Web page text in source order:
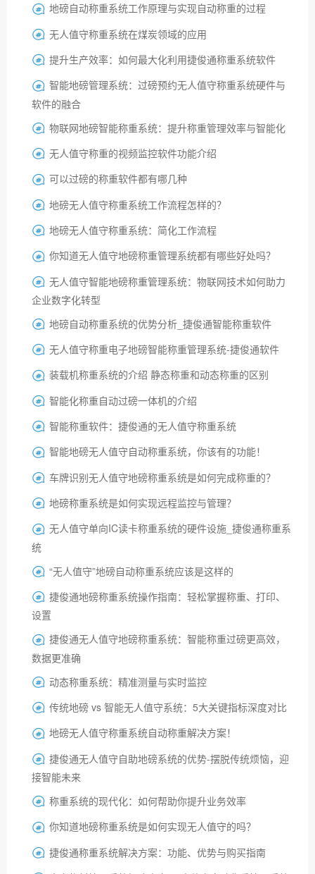
 地磅自动称重系统工作原理与实现自动称重的过程
 无人值守称重系统在煤炭领域的应用
 提升生产效率：如何最大化利用捷俊通称重系统软件
 智能地磅管理系统：过磅预约无人值守称重系统硬件与
软件的融合
 物联网地磅智能称重系统：提升称重管理效率与智能化
 无人值守称重的视频监控软件功能介绍
 可以过磅的称重软件都有哪几种
 地磅无人值守称重系统工作流程怎样的？
 地磅无人值守称重系统：简化工作流程
 你知道无人值守地磅称重管理系统都有哪些好处吗？
 无人值守智能地磅称重管理系统：物联网技术如何助力
企业数字化转型
 地磅自动称重系统的优势分析_捷俊通智能称重软件
 无人值守称重电子地磅智能称重管理系统-捷俊通软件
 ​装载机称重系统的介绍 静态称重和动态称重的区别
 智能化称重自动过磅一体机的介绍
 智能称重软件：捷俊通的无人值守称重系统
 智能地磅无人值守自动称重系统，你该有的功能！
 车牌识别无人值守地磅称重系统是如何完成称重的？
 地磅称重系统是如何实现远程监控与管理？
 无人值守单向IC读卡称重系统的硬件设施_捷俊通称重系
统
 “无人值守”地磅自动称重系统应该是这样的
 捷俊通地磅称重系统操作指南：轻松掌握称重、打印、
设置
 捷俊通无人值守地磅称重系统：智能称重过磅更高效，
数据更准确
 动态称重系统：精准测量与实时监控
 传统地磅 vs 智能无人值守系统：5大关键指标深度对比
 地磅无人值守称重系统自动称重解决方案！
 捷俊通无人值守自助地磅系统的优势-摆脱传统烦恼，迎
接智能未来
 称重系统的现代化：如何帮助你提升业务效率
 你知道地磅称重系统是如何实现无人值守的吗？
 捷俊通称重系统解决方案：功能、优势与购买指南